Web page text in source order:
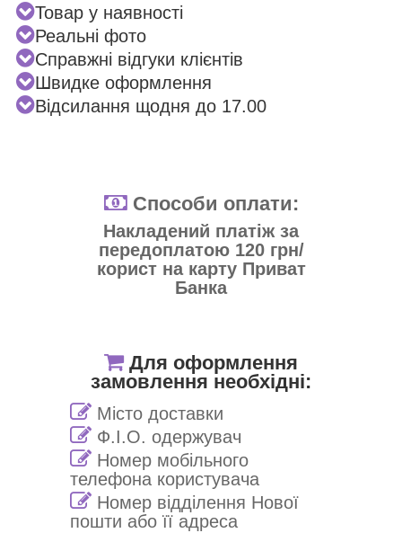
Товар у наявності
Реальні фото
Справжні відгуки клієнтів
Швидке оформлення
Відсилання щодня до 17.00
Способи оплати:
Накладений платіж за
передоплатою 120 грн/
корист на карту Приват
Банка
Для оформлення
замовлення необхідні:
Місто доставки
Ф.І.О. одержувач
Номер мобільного
телефона користувача
Номер відділення Нової
пошти або її адреса